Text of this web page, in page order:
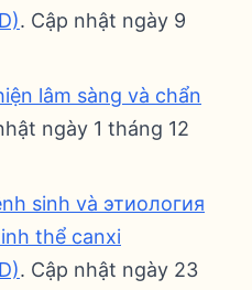
. Cập nhật ngày 9
lâm sàng và chẩn
ngày 1 tháng 12
sinh và этиология
thể canxi
. Cập nhật ngày 23